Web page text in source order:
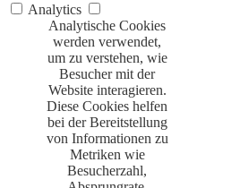
Analytics
Analytische Cookies
werden verwendet,
um zu verstehen, wie
Besucher mit der
Website interagieren.
Diese Cookies helfen
bei der Bereitstellung
von Informationen zu
Metriken wie
Besucherzahl,